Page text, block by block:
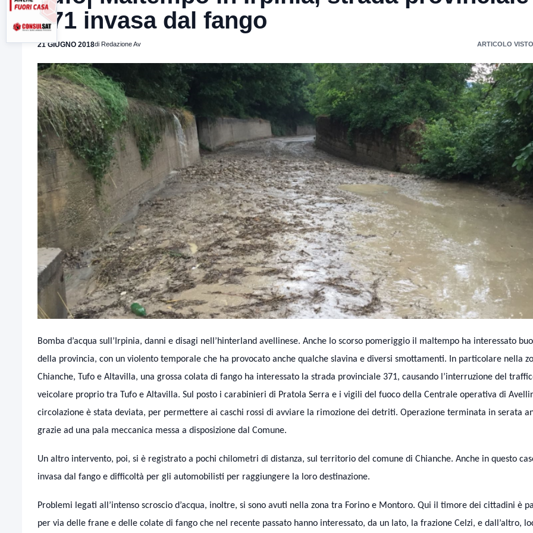
371 invasa dal fango
21 GIUGNO 2018di Redazione Av ARTICOLO
Bomba d’acqua sull’Irpinia, danni e disagi nell’hinterland avellinese. Anche lo scorso pomeriggio il maltempo ha interessato
della provincia, con un violento temporale che ha provocato anche qualche slavina e diversi smottamenti. In particolare nella
Chianche, Tufo e Altavilla, una grossa colata di fango ha interessato la strada provinciale 371, causando l’interruzione del
veicolare proprio tra Tufo e Altavilla. Sul posto i carabinieri di Pratola Serra e i vigili del fuoco della Centrale operativa di
circolazione è stata deviata, per permettere ai caschi rossi di avviare la rimozione dei detriti. Operazione terminata in serata
grazie ad una pala meccanica messa a disposizione dal Comune.
Un altro intervento, poi, si è registrato a pochi chilometri di distanza, sul territorio del comune di Chianche. Anche in questo
invasa dal fango e difficoltà per gli automobilisti per raggiungere la loro destinazione.
Problemi legati all’intenso scroscio d’acqua, inoltre, si sono avuti nella zona tra Forino e Montoro. Qui il timore dei cittadini è
per via delle frane e delle colate di fango che nel recente passato hanno interessato, da un lato, la frazione Celzi, e dall’altro,